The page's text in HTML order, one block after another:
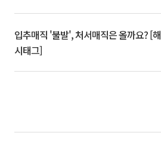
입추매직 '불발', 처서매직은 올까요? [해
시태그]